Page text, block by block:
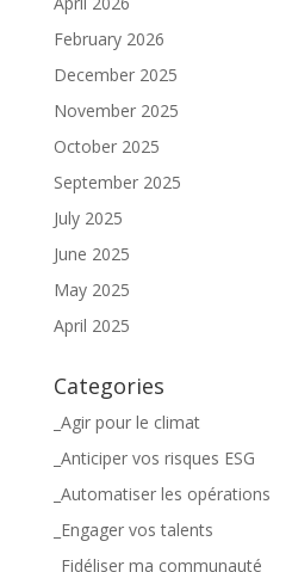
February 2026
December 2025
November 2025
October 2025
September 2025
July 2025
June 2025
May 2025
April 2025
Categories
_Agir pour le climat
_Anticiper vos risques ESG
_Automatiser les opérations
_Engager vos talents
_Fidéliser ma communauté